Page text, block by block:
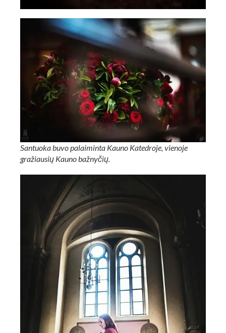
Santuoka buvo palaiminta Kauno Katedroje, vienoje
gražiausių Kauno bažnyčių.